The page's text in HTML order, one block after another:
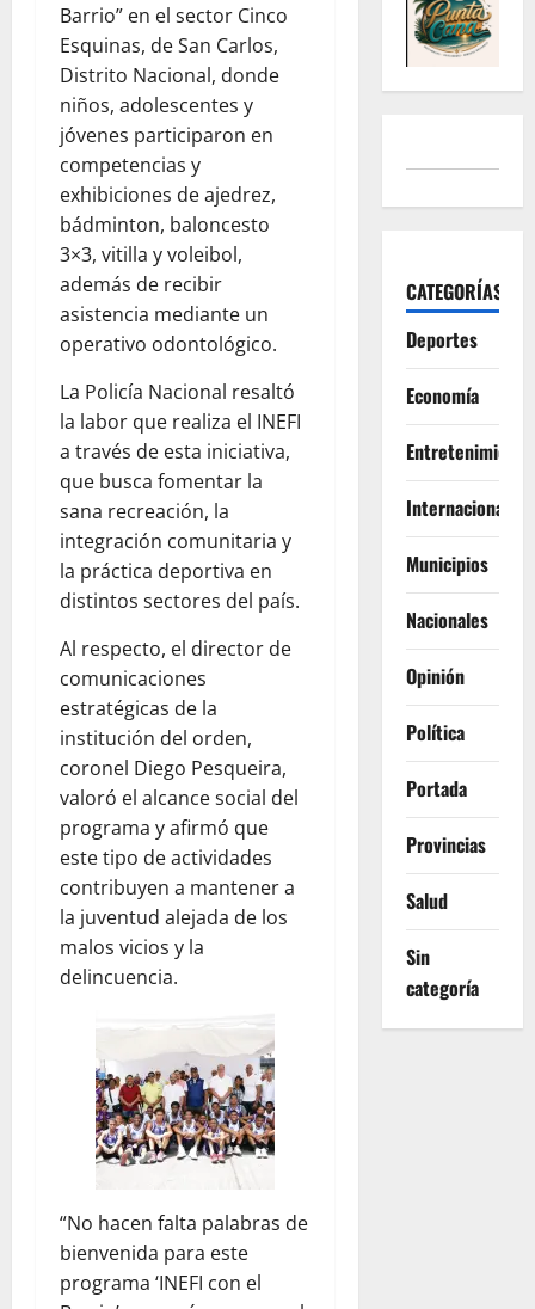
Barrio” en el sector Cinco
Esquinas, de San Carlos,
Distrito Nacional, donde
niños, adolescentes y
jóvenes participaron en
competencias y
exhibiciones de ajedrez,
bádminton, baloncesto
3×3, vitilla y voleibol,
además de recibir
asistencia mediante un
operativo odontológico.
La Policía Nacional resaltó
la labor que realiza el INEFI
a través de esta iniciativa,
que busca fomentar la
sana recreación, la
integración comunitaria y
la práctica deportiva en
distintos sectores del país.
Al respecto, el director de
comunicaciones
estratégicas de la
institución del orden,
coronel Diego Pesqueira,
valoró el alcance social del
programa y afirmó que
este tipo de actividades
contribuyen a mantener a
la juventud alejada de los
malos vicios y la
delincuencia.
“No hacen falta palabras de
bienvenida para este
programa ‘INEFI con el
CATEGORÍAS
Deportes
Economía
Entretenimiento
Internacionales
Municipios
Nacionales
Opinión
Política
Portada
Provincias
Salud
Sin
categoría